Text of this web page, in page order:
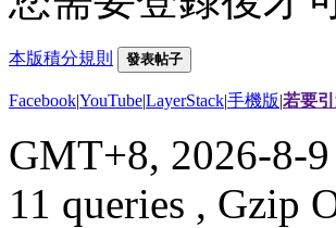
本版積分規則 發表帖子
Facebook|YouTube|LayerStack|手機版|若要
GMT+8, 2026-8-
11 queries , Gzip